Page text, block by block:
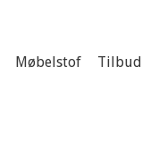
Møbelstof Tilbud